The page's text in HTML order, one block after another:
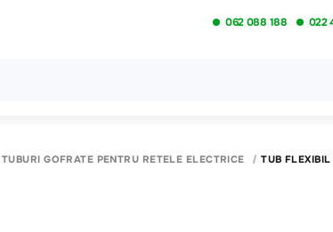
062 088 188 022
TUBURI GOFRATE PENTRU RETELE ELECTRICE TUB